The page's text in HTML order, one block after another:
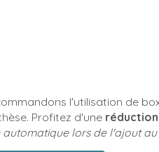
l'utilisation de
Profitez d'une
lors de l'ajout au